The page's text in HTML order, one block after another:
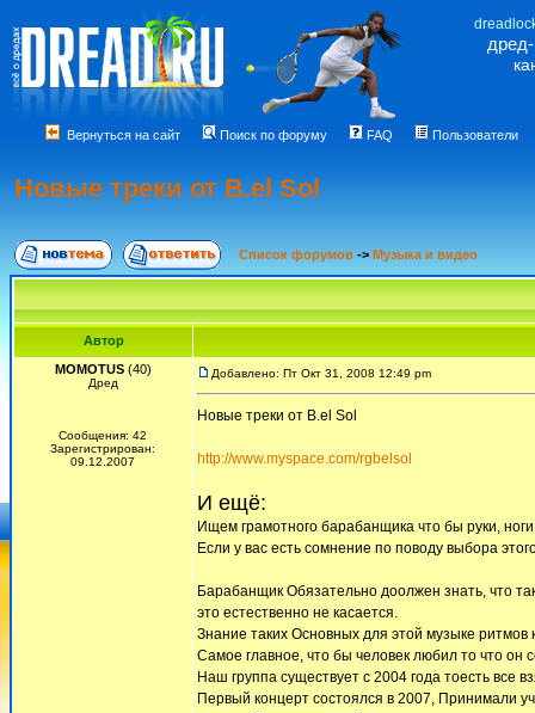
Вернуться на сайт Поиск по форуму FAQ Пользователи
Новые треки от B.el Sol
Список форумов -> Музыка и видео
Автор
MOMOTUS(40)
Дред
Сообщения: 42
Зарегистрирован:
09.12.2007
Добавлено: Пт Окт 31, 2008 12:49 pm
Новые треки от B.el Sol
http://www.myspace.com/rgbelsol
И ещё:
Ищем грамотного барабанщика что бы руки,
Если у вас есть сомнение по поводу выбора
Барабанщик Обязательно доолжен знать, что
это естественно не касается.
Знание таких Основных для этой музыке ритмов
Самое главное, что бы человек любил то что он
Наш группа существует с 2004 года тоесть все
Первый концерт состоялся в 2007, Принимали